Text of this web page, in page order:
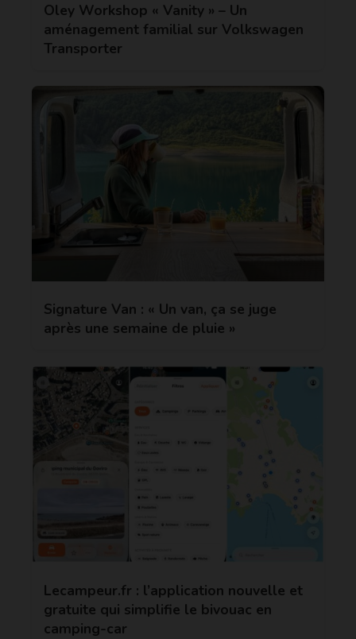
Oley Workshop « Vanity » – Un
aménagement familial sur Volkswagen
Transporter
Signature Van : « Un van, ça se juge
après une semaine de pluie »
Lecampeur.fr : l’application nouvelle et
gratuite qui simplifie le bivouac en
camping-car